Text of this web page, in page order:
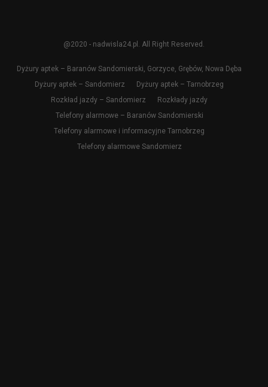
@2020 - nadwisla24.pl. All Right Reserved.
Dyżury aptek – Baranów Sandomierski, Gorzyce, Grębów, Nowa Dęba
Dyżury aptek – Sandomierz
Dyżury aptek – Tarnobrzeg
Rozkład jazdy – Sandomierz
Rozkłady jazdy
Telefony alarmowe – Baranów Sandomierski
Telefony alarmowe i informacyjne Tarnobrzeg
Telefony alarmowe Sandomierz